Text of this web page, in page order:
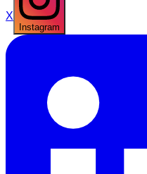
X
Instagram